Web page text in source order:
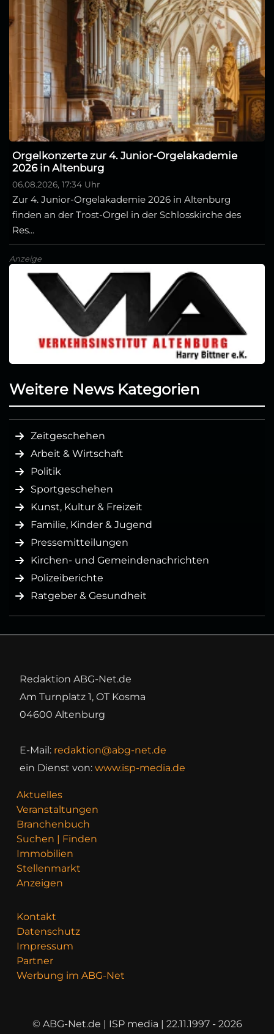
Orgelkonzerte zur 4. Junior-Orgelakademie
2026 in Altenburg
06.08.2026, 17:34 Uhr
Zur 4. Junior-Orgelakademie 2026 in Altenburg
finden an der Trost-Orgel in der Schlosskirche des
Res...
Anzeige
Weitere News Kategorien
Zeitgeschehen
Arbeit & Wirtschaft
Politik
Sportgeschehen
Kunst, Kultur & Freizeit
Familie, Kinder & Jugend
Pressemitteilungen
Kirchen- und Gemeindenachrichten
Polizeiberichte
Ratgeber & Gesundheit
Redaktion ABG-Net.de
Am Turnplatz 1, OT Kosma
04600 Altenburg
E-Mail: redaktion@abg-net.de
ein Dienst von: www.isp-media.de
Aktuelles
Veranstaltungen
Branchenbuch
Suchen | Finden
Immobilien
Stellenmarkt
Anzeigen
Kontakt
Datenschutz
Impressum
Partner
Werbung im ABG-Net
© ABG-Net.de | ISP media | 22.11.1997 - 2026